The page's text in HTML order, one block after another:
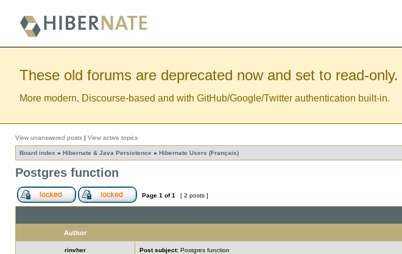
These old forums are deprecated now and set to read-only.
More modern, Discourse-based and with GitHub/Google/Twitter authentication built-in.
View unanswered posts | View active topics
Board index » Hibernate & Java Persistence » Hibernate Users (Français)
Postgres function
Page 1 of1 [ 2 posts ]
Author
rinvher Post subject: Postgres function